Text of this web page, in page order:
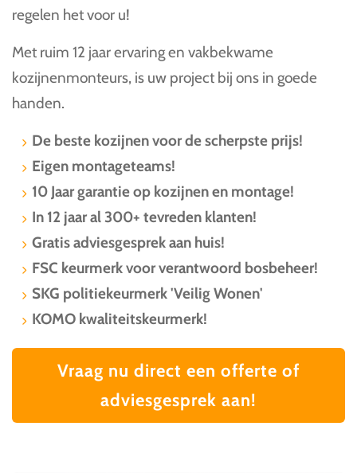
regelen het voor u!
Met ruim 12 jaar ervaring en vakbekwame
kozijnenmonteurs, is uw project bij ons in goede
handen.
De beste kozijnen voor de scherpste prijs!
Eigen montageteams!
10 Jaar garantie op kozijnen en montage!
In 12 jaar al 300+ tevreden klanten!
Gratis adviesgesprek aan huis!
FSC keurmerk voor verantwoord bosbeheer!
SKG politiekeurmerk 'Veilig Wonen'
KOMO kwaliteitskeurmerk!
Vraag nu direct een offerte of
adviesgesprek aan!